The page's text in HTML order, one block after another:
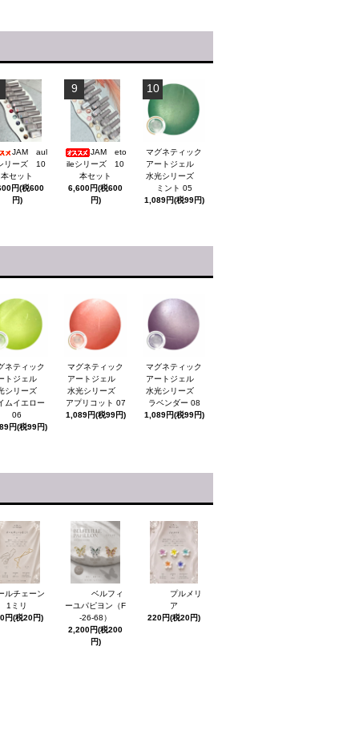
JAM aul
リーズ 10
本セット
円(税600
円)
9
JAM eto
ileシリーズ 10
本セット
6,600円(税600
円)
10
マグネティック
アートジェル
水光シリーズ
ミント 05
1,089円(税99円)
ネティック
トジェル
シリーズ
ムイエロー
06
円(税99円)
マグネティック
アートジェル
水光シリーズ
アプリコット 07
1,089円(税99円)
マグネティック
アートジェル
水光シリーズ
ラベンダー 08
1,089円(税99円)
ルチェーン
1ミリ
円(税20円)
ベルフィ
ーユパピヨン（F
-26-68）
2,200円(税200
円)
プルメリ
ア
220円(税20円)